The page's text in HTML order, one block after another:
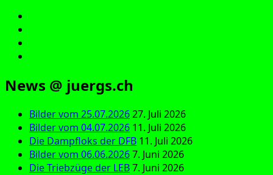
News @ juergs.ch
Bilder vom 25.07.202627. Juli 2026
Bilder vom 04.07.2026 11. Juli 2026
Die Dampfloks der DFB 11. Juli 2026
Bilder vom 06.06.20267. Juni 2026
Die Triebzüge der LEB7. Juni 2026